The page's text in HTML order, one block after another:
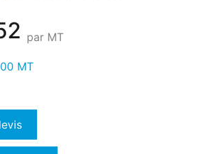
par MT
MT